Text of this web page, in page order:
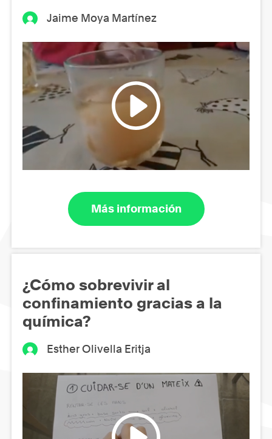
Jaime Moya Martínez
Más información
¿Cómo sobrevivir al
confinamiento gracias a la
química?
Esther Olivella Eritja